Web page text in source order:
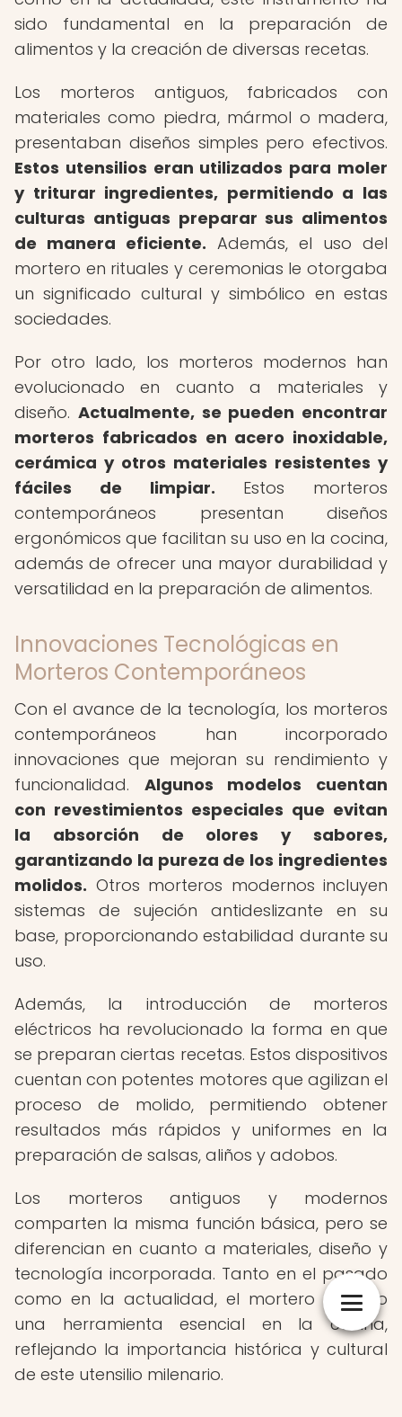
sido fundamental en la preparación de
alimentos y la creación de diversas recetas.
Los morteros antiguos, fabricados con
materiales como piedra, mármol o madera,
presentaban diseños simples pero efectivos.
Estos utensilios eran utilizados para moler
y triturar ingredientes, permitiendo a las
culturas antiguas preparar sus alimentos
de manera eficiente. Además, el uso del
mortero en rituales y ceremonias le otorgaba
un significado cultural y simbólico en estas
sociedades.
Por otro lado, los morteros modernos han
evolucionado en cuanto a materiales y
diseño. Actualmente, se pueden encontrar
morteros fabricados en acero inoxidable,
cerámica y otros materiales resistentes y
fáciles de limpiar. Estos morteros
contemporáneos presentan diseños
ergonómicos que facilitan su uso en la cocina,
además de ofrecer una mayor durabilidad y
versatilidad en la preparación de alimentos.
Innovaciones Tecnológicas en
Morteros Contemporáneos
Con el avance de la tecnología, los morteros
contemporáneos han incorporado
innovaciones que mejoran su rendimiento y
funcionalidad. Algunos modelos cuentan
con revestimientos especiales que evitan
la absorción de olores y sabores,
garantizando la pureza de los ingredientes
molidos. Otros morteros modernos incluyen
sistemas de sujeción antideslizante en su
base, proporcionando estabilidad durante su
uso.
Además, la introducción de morteros
eléctricos ha revolucionado la forma en que
se preparan ciertas recetas. Estos dispositivos
cuentan con potentes motores que agilizan el
proceso de molido, permitiendo obtener
resultados más rápidos y uniformes en la
preparación de salsas, aliños y adobos.
Los morteros antiguos y modernos
comparten la misma función básica, pero se
diferencian en cuanto a materiales, diseño y
tecnología incorporada. Tanto en el pasado
como en la actualidad, el mortero ha sido
una herramienta esencial en la cocina,
reflejando la importancia histórica y cultural
de este utensilio milenario.